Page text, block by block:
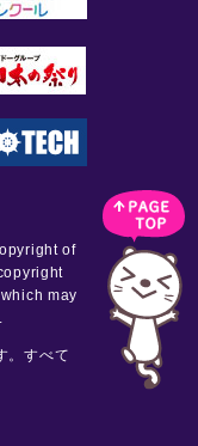
of
may
。すべて